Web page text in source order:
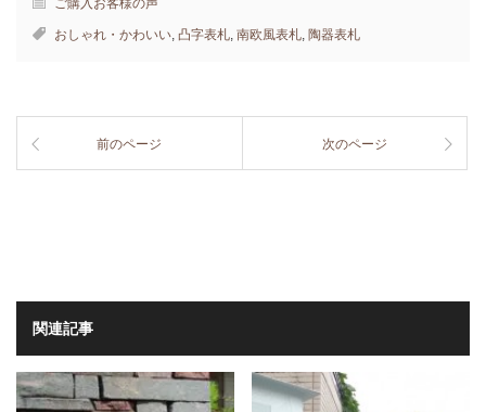
おしゃれ・かわいい 凸字表札 南欧風表札 陶器表札
前のページ 次のページ
関連記事